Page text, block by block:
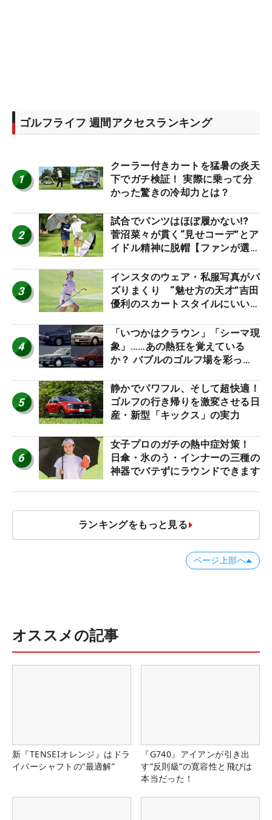
ゴルフライフ 週間アクセスランキング
1
クーラー付きカートを猛暑の炎天
下でガチ検証！ 実際に乗って分
かった驚きの冷却力とは？
2
試合でパンツはほぼ履かない⁉
菅沼菜々が貫く“見せコーデ”とア
イドル精神に脱帽【ファンが選ぶ
3
インスタのウェア・私服写真がバ
ズりまくり “魅せ方の天才”吉田
優利のスカートスタイルにいい
4
「いつかはクラウン」「シーマ現
象」……あの熱狂を覚えている
か？ バブルのゴルフ場を彩った
5
静かでパワフル、そして超快適！
ゴルフの行き帰りを激変させる日
産・新型「キックス」の実力
6
女子プロのガチの熱中症対策！
日傘・氷のう・インナーの三種の
神器でバテずにラウンドできます
ランキングをもっと見る
ページ上部へ
オススメの記事
新『TENSEIオレンジ』はドラ
イバーシャフトの“最適解”
『G740』アイアンが引き出
す“反則級”の寛容性と飛びは
本当だった！